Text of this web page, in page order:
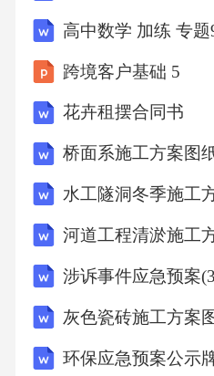
日益完善的基础设施，正
地，2025年中部地区产
虽然目前仍以代工为主
设备与管理经验，其产
间的梯度分工不仅优化
置效率，也促进了产业
扩散。在制备工艺与技
维与再生聚酯材料的深
布的原料基因，成为推
的核心驱动力。2025年
跨境客户基础 5
花卉租摆合同书
桥面系施工方案图
水工隧洞冬季施工
河道工程清淤施工
涉诉事件应急预案
灰色瓷砖施工方案
环保应急预案公示